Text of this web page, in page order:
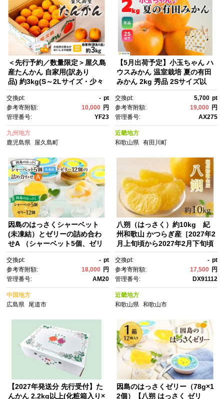
＜先行予約／数量限定＞屋久島
産たんかん 自家用(訳あり
品) 約3kg(S～2Lサイズ・少々
降お届け】
交換pt: - pt
参考寄附額:
10,000 円
管理番号:
YF23
九州地方
鹿児島県
屋久島町
【5月出荷予定】小玉ちゃん ハ
ウスみかん 温室栽培 夏の有田
みかん 2kg 秀品 2Sサイズ以
会
交換pt: 5,700 pt
参考寄附額:
19,000 円
管理番号:
AX275
近畿地方
和歌山県 有田川町
因島のはっさくシャーベット
(未凍結）とゼリーの詰め合わ
せA （シャーベット5個、ゼリ
ま銘菓 八朔 はっさくゼリー ス
ウィーツ 菓子 贈り物 土産 広島
県 尾道市】
交換pt: - pt
参考寄附額:
18,000 円
管理番号:
AM20
中国地方
広島県
尾道市
八朔（はっさく）約10kg 紀
州和歌山 かつらぎ産［2027年2
月上旬頃から2027年2月下旬頃
交換pt: - pt
参考寄附額:
17,500 円
管理番号:
DX91112
近畿地方
和歌山県 和歌山市
【2027年発送分 先行受付】た
んかん 2.2kg以上(化粧箱入り×
因島のはっさくゼリー（78g×1
2個）【八朔 はっさく ゼリ